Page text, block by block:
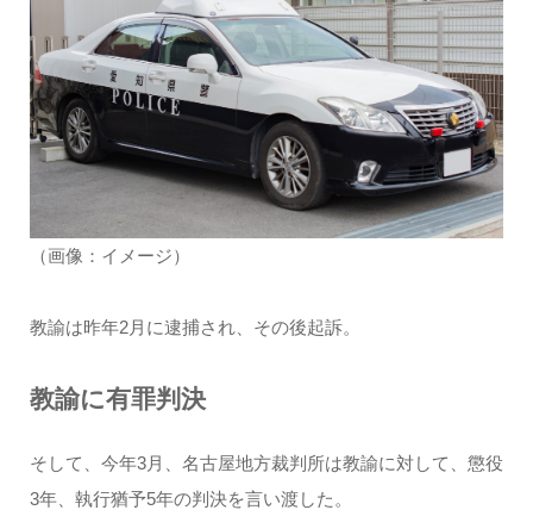
（画像：イメージ）
教諭は昨年2月に逮捕され、その後起訴。
教諭に有罪判決
そして、今年3月、名古屋地方裁判所は教諭に対して、懲役
3年、執行猶予5年の判決を言い渡した。